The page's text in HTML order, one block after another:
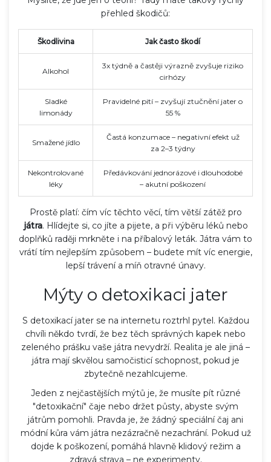
přehled škodičů:
Škodlivina Jak často škodí
Alkohol
3x týdně a častěji výrazně zvyšuje riziko
cirhózy
Sladké
limonády
Pravidelné pití – zvyšují ztučnění jater o
55 %
Smažené jídlo
Častá konzumace – negativní efekt už
za 2–3 týdny
Nekontrolované
léky
Předávkování jednorázové i dlouhodobé
– akutní poškození
Prostě platí: čím víc těchto věcí, tím větší zátěž pro
játra. Hlídejte si, co jíte a pijete, a při výběru léků nebo
doplňků raději mrkněte i na příbalový leták. Játra vám to
vrátí tím nejlepším způsobem – budete mít víc energie,
lepší trávení a míň otravné únavy.
Mýty o detoxikaci jater
S detoxikací jater se na internetu roztrhl pytel. Každou
chvíli někdo tvrdí, že bez těch správných kapek nebo
zeleného prášku vaše játra nevydrží. Realita je ale jiná –
játra mají skvělou samočisticí schopnost, pokud je
zbytečně nezahlcujeme.
Jeden z nejčastějších mýtů je, že musíte pít různé
"detoxikační" čaje nebo držet půsty, abyste svým
játrům pomohli. Pravda je, že žádný speciální čaj ani
módní kůra vám játra nezázračně nezachrání. Pokud už
dojde k poškození, pomáhá hlavně klidový režim a
zdravá strava – ne experimenty.